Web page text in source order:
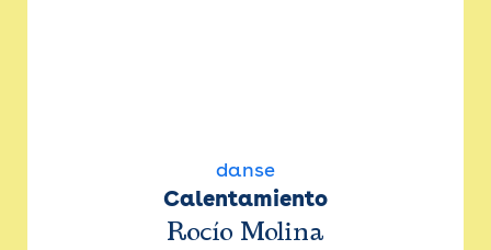
danse
Calentamiento
Rocío Molina